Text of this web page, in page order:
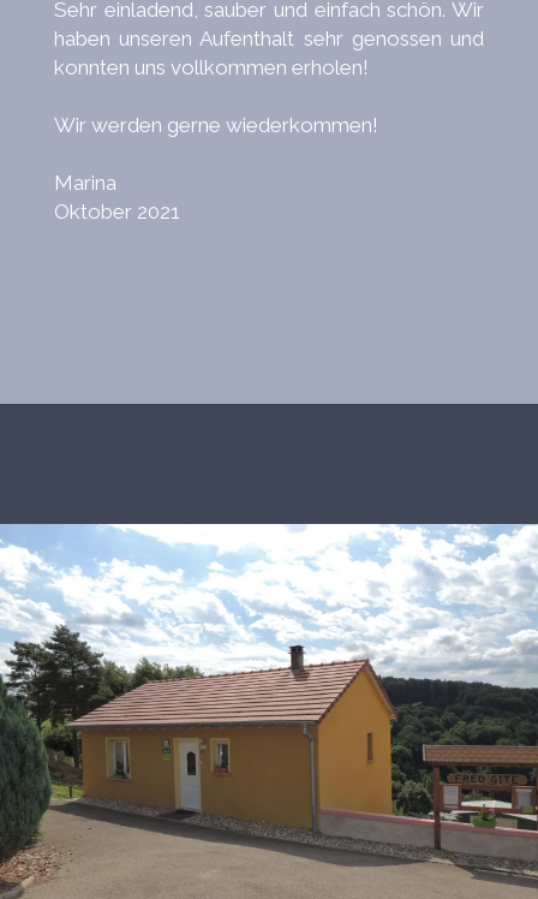
Sehr einladend, sauber und einfach schön. Wir
haben unseren Aufenthalt sehr genossen und
konnten uns vollkommen erholen!
Wir werden gerne wiederkommen!
Marina
Oktober 2021